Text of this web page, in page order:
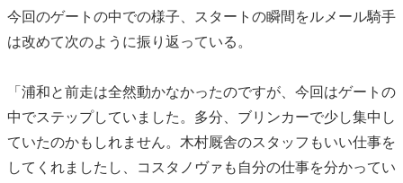
今回のゲートの中での様子、スタートの瞬間をルメール騎手
は改めて次のように振り返っている。
「浦和と前走は全然動かなかったのですが、今回はゲートの
中でステップしていました。多分、ブリンカーで少し集中し
ていたのかもしれません。木村厩舎のスタッフもいい仕事を
してくれましたし、コスタノヴァも自分の仕事を分かってい